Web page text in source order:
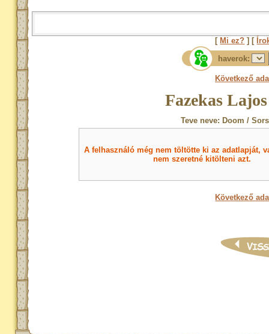
[ Mi ez? ] [
haverok:
Következő
Fazekas
Teve neve: Doom /
A felhasználó még nem töltötte ki az adatlapját,
nem szeretné kitölteni azt.
Következő